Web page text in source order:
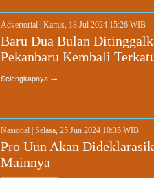
Advertorial Kamis, 18 Jul 2024 15:26 WIB
Baru Dua Bulan
Pekanbaru Kembali
Selengkapnya →
Nasional Selasa, 25 Jun 2024 10:35 WIB
Pro Uun Akan
Mainnya